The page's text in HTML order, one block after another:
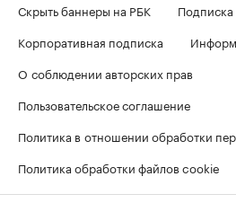
Скрыть баннеры на РБК
Корпоративная подписка
О соблюдении авторских прав
Пользовательское соглашение
Политика в отношении обработки
Политика обработки файлов cookie